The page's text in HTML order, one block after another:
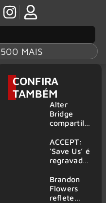
MAIS
CONFIRA
TAMBÉM
Alter
Bridge
compartilh
vivo de
“Fortress”
gravada
am Ring
2026
ACCEPT:
‘Save Us’ é
regravada
membros
do GHOST
e KORN
Brandon
Flowers
reflete